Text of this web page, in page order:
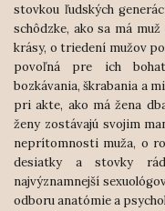
stovkou ľudských
schôdzke, ako sa má
krásy, o triedení mužov
povoľná pre ich
bozkávania, škrabania a
pri akte, ako má žena
ženy zostávajú svojim
neprítomnosti muža, o
desiatky a stovky
najvýznamnejší
odboru anatómie a